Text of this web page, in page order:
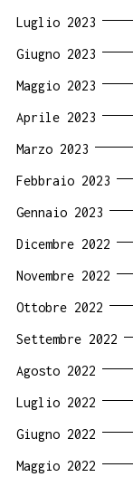
Luglio 2023
Giugno 2023
Maggio 2023
Aprile 2023
Marzo 2023
Febbraio 2023
Gennaio 2023
Dicembre 2022
Novembre 2022
Ottobre 2022
Settembre 2022
Agosto 2022
Luglio 2022
Giugno 2022
Maggio 2022